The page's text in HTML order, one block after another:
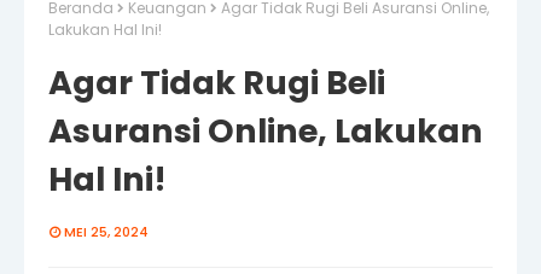
Beranda Keuangan
Agar Tidak Rugi Beli Asuransi Online,
Lakukan Hal Ini!
Agar Tidak Rugi Beli
Asuransi Online, Lakukan
Hal Ini!
MEI 25, 2024